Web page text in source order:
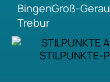
BingenGroß-Gerau
Trebur